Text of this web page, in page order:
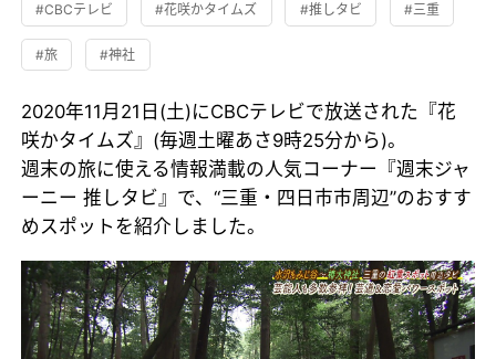
#CBCテレビ #花咲かタイムズ #推しタビ #三重
#旅 #神社
2020年11月21日(土)にCBCテレビで放送された『花
咲かタイムズ』(毎週土曜あさ9時25分から)。
週末の旅に使える情報満載の人気コーナー『週末ジャ
ーニー 推しタビ』で、“三重・四日市市周辺”のおすす
めスポットを紹介しました。